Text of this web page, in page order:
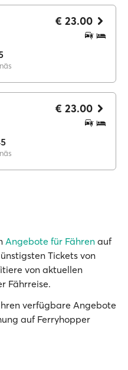
€ 23.00
€ 23.00
Angebote für Fähren auf
Tickets von
von aktuellen
Fährreise.
verfügbare Angebote
auf Ferryhopper